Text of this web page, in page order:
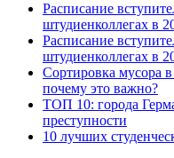
Расписание
штудиенколлегах в
Расписание
штудиенколлегах в
Сортировка мусора
почему это важно?
ТОП 10: города
преступности
10 лучших